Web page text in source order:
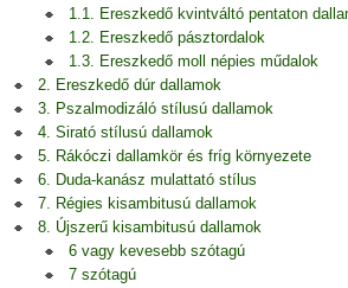
1.1. Ereszkedő kvintváltó pentaton
1.2. Ereszkedő pásztordalok
1.3. Ereszkedő moll népies műdalok
2. Ereszkedő dúr dallamok
3. Pszalmodizáló stílusú dallamok
4. Sirató stílusú dallamok
5. Rákóczi dallamkör és fríg környezete
6. Duda-kanász mulattató stílus
7. Régies kisambitusú dallamok
8. Újszerű kisambitusú dallamok
6 vagy kevesebb szótagú
7 szótagú